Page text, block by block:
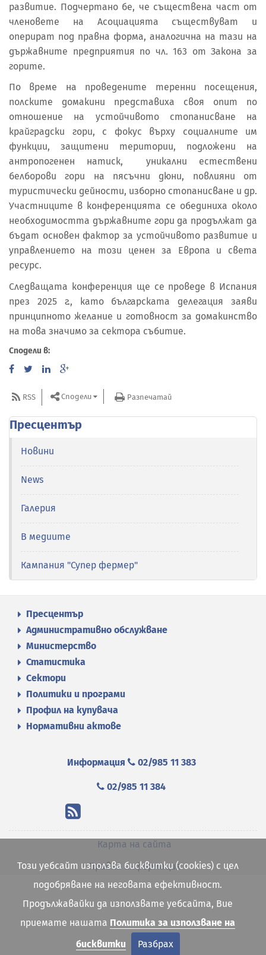
развитие. Подчертано бе, че съществена част от
членовете на Асоциацията съществуват и
оперират под правна форма, аналогична на тази на
държавните предприятия по чл. 163 от Закона за
горите.
По време на проведените теренни посещения,
полските домакини представиха своя опит по
отношение на устойчивото стопанисване на
крайградски гори, с фокус върху социалните им
функции, защитени територии, подложени на
антропогенен натиск, уникални естествени
белборови гори на пясъчни дюни, повлияни от
туристически дейности, изборно стопанисване и др.
Участниците в конференцията се обединиха около
необходимостта държавните гори да продължат да
бъдат основен фактор за устойчивото развитие и
управлението на този ценен за Европа и света
ресурс.
Следващата конференция ще се проведе в Испания
през 2025 г., като българската делегация заяви
принципното желание и готовност за домакинство
на това значимо за сектора събитие.
Сподели в:
RSS Сподели Разпечатай
Пресцентър
Новини
News
Галерия
В медиите
Кампания "Супер фермер"
Пресцентър
Административно обслужване
Министерство
Статистика
Сектори
Политики и програми
Профил на купувача
Нормативни актове
Информация 02/985 11 383
02/985 11 384
Карта на сайта
Правна информация
Този уебсайт използва бисквитки (cookies) с цел
подобряване на неговата ефективност.
Продължавайки да използвате уебсайта, Вие
приемате нашата Политика за използване на
бисквитки
Разбрах